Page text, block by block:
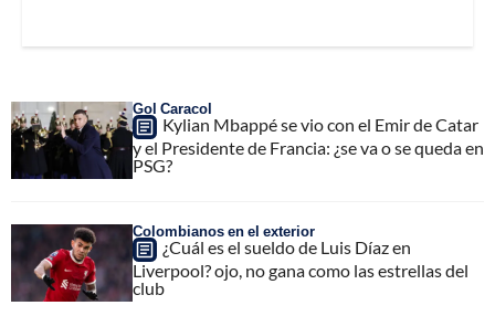
Gol Caracol
Kylian Mbappé se vio con el Emir de Catar
y el Presidente de Francia: ¿se va o se queda en
PSG?
Colombianos en el exterior
¿Cuál es el sueldo de Luis Díaz en
Liverpool? ojo, no gana como las estrellas del
club